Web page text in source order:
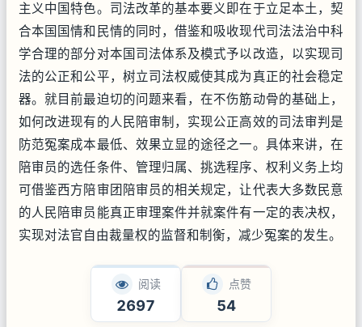
主义中国特色。司法改革的基本要义即在于立足本土，契
合本国国情和民情的同时，借鉴和吸收现代司法法治中科
学合理的部分对本国司法体系及模式予以改造，以实现司
法的公正和公平，树立司法权威使其成为真正的社会稳定
器。就目前最迫切的问题来看，在不伤筋动骨的基础上，
如何改进现有的人民陪审制，实现公正高效的司法审判是
防范冤案成本最低、效果立显的途径之一。具体来讲，在
陪审员的选任条件、管理归属、挑选程序、权利义务上均
可借鉴西方陪审团陪审员的相关规定，让代表大多数民意
的人民陪审员能真正审理案件并就案件有一定的表决权，
实现对法官自由裁量权的监督和制衡，减少冤案的发生。
阅读
2697
点赞
54